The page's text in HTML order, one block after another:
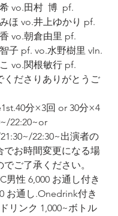
vo.田村  博  pf.
ほ vo.井上ゆかり pf.
vo.朝倉由里 pf.
子 pf. vo.水野樹里 vIn.
vo.関根敏行 pf.
くださりありがとうご
分×3回 or 30分×4
22:20~or
22:30~出演者の
でお時間変更になる場
ご了承ください。
男性 6,000 お通し付き
お通し.Onedrink付き
リンク 1,000~ボトル